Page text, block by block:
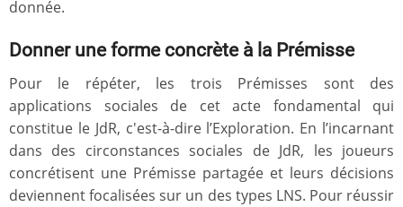
donnée.
Donner une forme concrète à la Prémisse
Pour le répéter, les trois Prémisses sont des
applications sociales de cet acte fondamental qui
constitue le JdR, c'est-à-dire l’Exploration. En l’incarnant
dans des circonstances sociales de JdR, les joueurs
concrétisent une Prémisse partagée et leurs décisions
deviennent focalisées sur un des types LNS. Pour réussir